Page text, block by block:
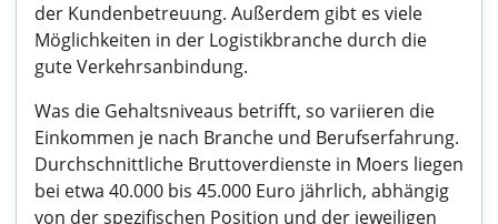
der Kundenbetreuung. Außerdem gibt es viele
Möglichkeiten in der Logistikbranche durch die
gute Verkehrsanbindung.
Was die Gehaltsniveaus betrifft, so variieren die
Einkommen je nach Branche und Berufserfahrung.
Durchschnittliche Bruttoverdienste in Moers liegen
bei etwa 40.000 bis 45.000 Euro jährlich, abhängig
von der spezifischen Position und der jeweiligen